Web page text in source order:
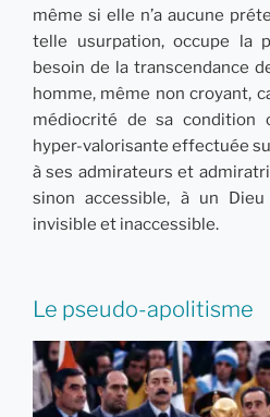
même si elle n’a aucune
telle usurpation, occupe la
besoin de la transcendance
homme, même non croyant,
médiocrité de sa condition
hyper-valorisante effectuée
à ses admirateurs et
sinon accessible, à un
invisible et inaccessible.
Le pseudo-apolitisme